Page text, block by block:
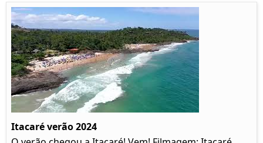
Itacaré verão 2024